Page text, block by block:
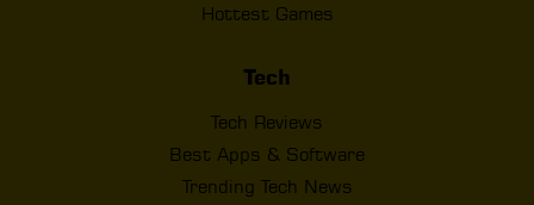
Hottest Games
Tech
Tech Reviews
Best Apps & Software
Trending Tech News